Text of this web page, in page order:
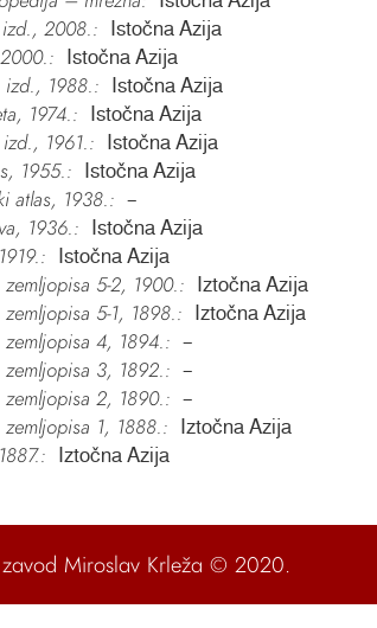
izd., 2008.: Istočna Azija
Istočna Azija
izd., 1988.: Istočna Azija
1974.: Istočna Azija
1961.: Istočna Azija
1955.: Istočna Azija
atlas, 1938.: –
1936.: Istočna Azija
Istočna Azija
5-2, 1900.: Iztočna Azija
5-1, 1898.: Iztočna Azija
4, 1894.: –
3, 1892.: –
2, 1890.: –
1, 1888.: Iztočna Azija
Iztočna Azija
Miroslav Krleža © 2020.